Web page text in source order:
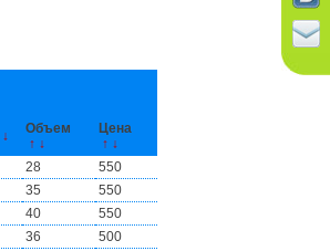
↓
Объем
↑ ↓
Цена
↑ ↓
28
550
35
550
40
550
36
500